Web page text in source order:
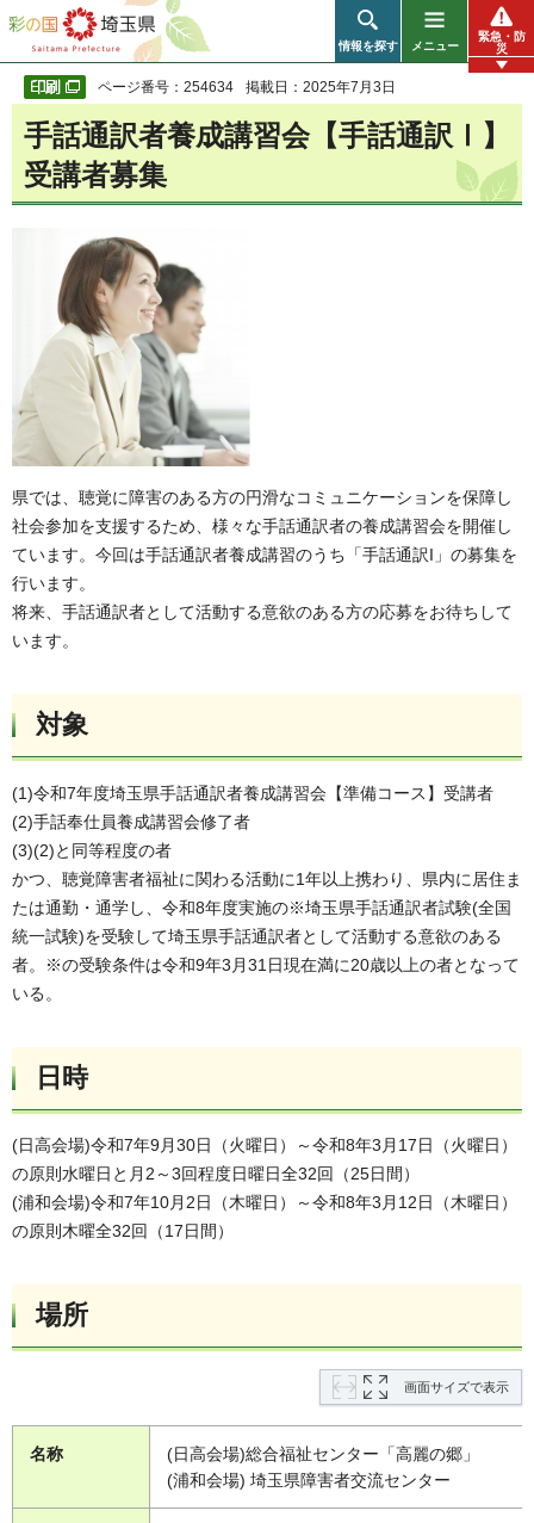
彩の国 埼玉県
情報を探す メニュー
緊急・防
災
ページ番号：254634 掲載日：2025年7月3日
手話通訳者養成講習会【手話通訳Ⅰ】
受講者募集
県では、聴覚に障害のある方の円滑なコミュニケーションを保障し
社会参加を支援するため、様々な手話通訳者の養成講習会を開催し
ています。今回は手話通訳者養成講習のうち「手話通訳I」の募集を
行います。
将来、手話通訳者として活動する意欲のある方の応募をお待ちして
います。
対象
(1)令和7年度埼玉県手話通訳者養成講習会【準備コース】受講者
(2)手話奉仕員養成講習会修了者
(3)(2)と同等程度の者
かつ、聴覚障害者福祉に関わる活動に1年以上携わり、県内に居住ま
たは通勤・通学し、令和8年度実施の※埼玉県手話通訳者試験(全国
統一試験)を受験して埼玉県手話通訳者として活動する意欲のある
者。※の受験条件は令和9年3月31日現在満に20歳以上の者となって
いる。
日時
(日高会場)令和7年9月30日（火曜日）～令和8年3月17日（火曜日）
の原則水曜日と月2～3回程度日曜日全32回（25日間）
(浦和会場)令和7年10月2日（木曜日）～令和8年3月12日（木曜日）
の原則木曜全32回（17日間）
場所
画面サイズで表示
名称
(日高会場)総合福祉センター「高麗の郷」
(浦和会場) 埼玉県障害者交流センター